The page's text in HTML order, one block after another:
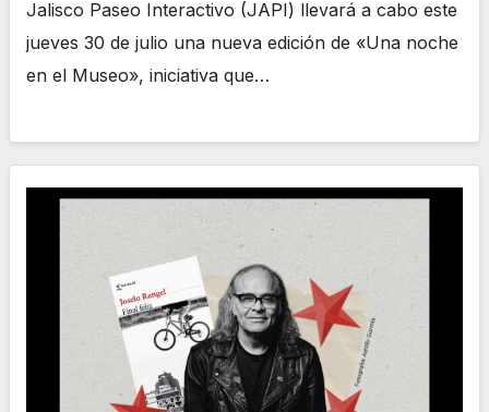
Jalisco Paseo Interactivo (JAPI) llevará a cabo este
jueves 30 de julio una nueva edición de «Una noche
en el Museo», iniciativa que…